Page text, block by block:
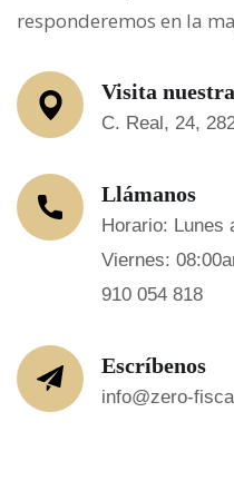
responderemos en la
Visita
C. Real, 24,
Llámanos
Horario: Lunes
Viernes:
910 054 818
Escríbenos
info@zero-